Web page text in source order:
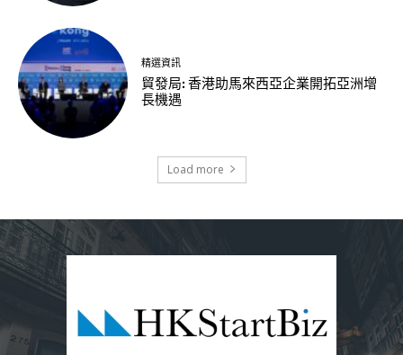
精選資訊
貿發局: 香港助馬來西亞企業開拓亞洲增
長機遇
Load more